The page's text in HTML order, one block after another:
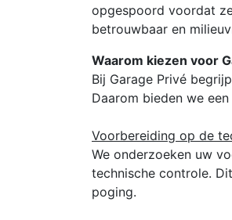
opgespoord voordat
betrouwbaar en
Waarom kiezen voor
Bij Garage Privé
Daarom bieden we
Voorbereiding op de
We onderzoeken uw
technische controle.
poging.